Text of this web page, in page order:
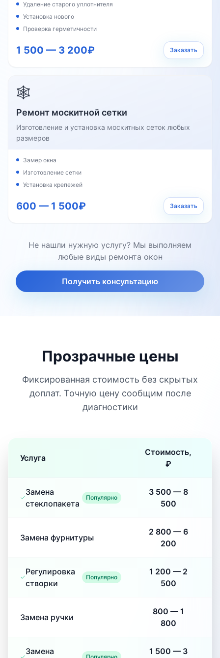
Удаление старого уплотнителя
Установка нового
Проверка герметичности
1 500 — 3 200₽ Заказать
🕸️
Ремонт москитной сетки
Изготовление и установка москитных сеток любых
размеров
Замер окна
Изготовление сетки
Установка крепежей
600 — 1 500₽ Заказать
Не нашли нужную услугу? Мы выполняем
любые виды ремонта окон
Получить консультацию
Прозрачные цены
Фиксированная стоимость без скрытых
доплат. Точную цену сообщим после
диагностики
Услуга
Стоимость,
₽
Замена
стеклопакета
Популярно
3 500 — 8
500
Замена фурнитуры
2 800 — 6
200
Регулировка
створки
Популярно
1 200 — 2
500
Замена ручки
800 — 1
800
Замена 1 500 — 3